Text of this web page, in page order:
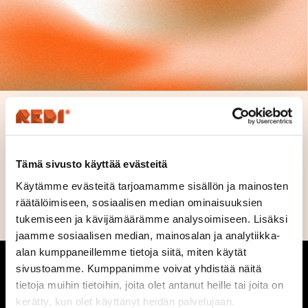
Tämä sivusto käyttää evästeitä
Käytämme evästeitä tarjoamamme sisällön ja mainosten
räätälöimiseen, sosiaalisen median ominaisuuksien
tukemiseen ja kävijämäärämme analysoimiseen. Lisäksi
jaamme sosiaalisen median, mainosalan ja analytiikka-
alan kumppaneillemme tietoja siitä, miten käytät
sivustoamme. Kumppanimme voivat yhdistää näitä
tietoja muihin tietoihin, joita olet antanut heille tai joita on
kerätty, kun olet käyttänyt heidän palvelujaan.
Pretty Boy Redi
Ei alennuksia lounaasta.
Julkaistu 2.9.